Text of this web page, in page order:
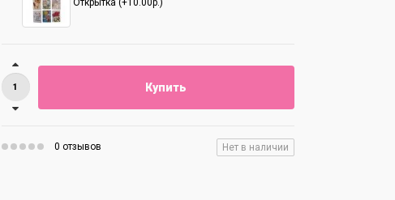
Открытка (+10.00р.)
Купить
0 отзывов Нет в наличии